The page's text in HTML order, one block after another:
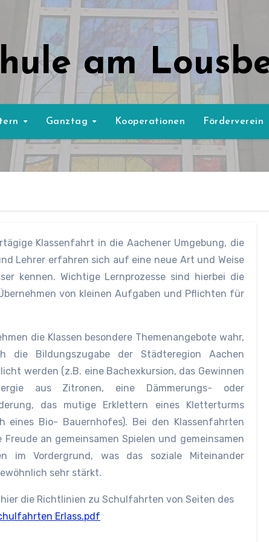
am
Ganztag Kooperationen Förderverein
Klassenfahrt in die Aachener Umgebung, die
Lehrer erfahren sich auf eine neue Art und Weise
kennen. Wichtige Lernprozesse sind hierbei die
von kleinen Aufgaben und Pflichten für
die Klassen besondere Themenangebote wahr,
die Bildungszugabe der Städteregion Aachen
werden (z.B. eine Bachexkursion, das Gewinnen
aus Zitronen, eine Dämmerungs- oder
das mutige Erklettern eines Kletterturms
eines Bio- Bauernhofes). Bei den Klassenfahrten
an gemeinsamen Spielen und gemeinsamen
im Vordergrund, was das soziale Miteinander
sehr stärkt.
die Richtlinien zu Schulfahrten von Seiten des
Erlass.pdf